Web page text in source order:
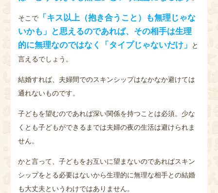
そこで
「キス以上（抱き合うこと）も無理じゃな
いかも」と思えるのであれば、その相手は生理
的に無理なのではなく「タイプじゃないだけ」
と
言えるでしょう。
結婚すれば、夫婦間でのスキンシップはなかなか避けては
通れないものです。
子どもを望むのであれば深い関係を持つことは必須。少な
くとも子どもができるまでは夫婦の夜の生活は避けられま
せん。
かと言って、子どもをお互いに望まないのであればスキン
シップをとる必要はないから生理的に無理な相手との結婚
も大丈夫というわけではありません。